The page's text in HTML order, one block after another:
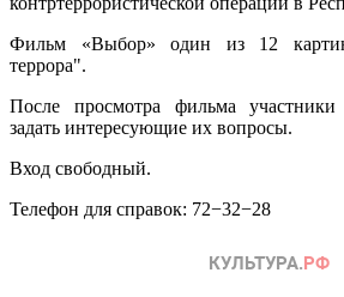
Фильм «Выбор» один из 12
террора".
После просмотра фильма участники
задать интересующие их вопросы.
Вход свободный.
Телефон для справок: 72−32−28